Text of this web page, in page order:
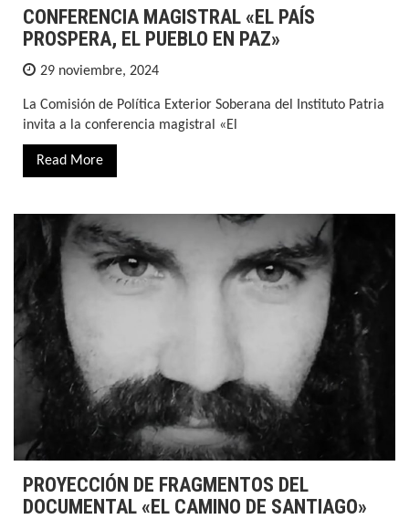
CONFERENCIA MAGISTRAL «EL PAÍS
PROSPERA, EL PUEBLO EN PAZ»
29 noviembre, 2024
La Comisión de Política Exterior Soberana del Instituto Patria
invita a la conferencia magistral «El
Read More
PROYECCIÓN DE FRAGMENTOS DEL
DOCUMENTAL «EL CAMINO DE SANTIAGO»